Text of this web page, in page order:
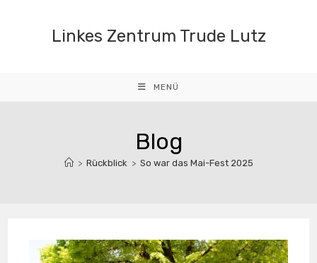
Linkes Zentrum Trude Lutz
MENÜ
Blog
> Rückblick > So war das Mai-Fest 2025